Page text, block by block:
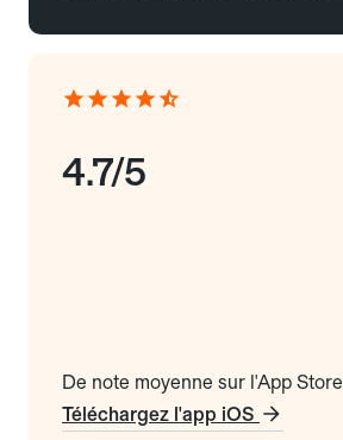
4.7/5
De note moyenne sur l'App Store
Téléchargez l'app iOS